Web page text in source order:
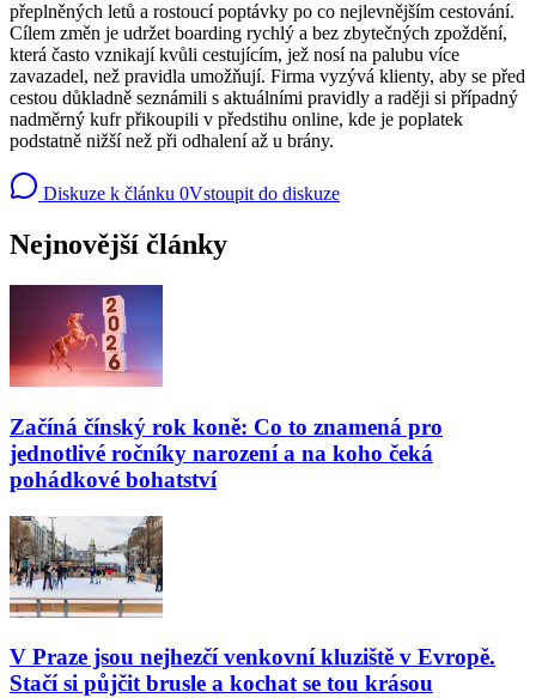
přeplněných letů a rostoucí poptávky po co nejlevnějším cestování.
Cílem změn je udržet boarding rychlý a bez zbytečných zpoždění,
která často vznikají kvůli cestujícím, jež nosí na palubu více
zavazadel, než pravidla umožňují. Firma vyzývá klienty, aby se před
cestou důkladně seznámili s aktuálními pravidly a raději si případný
nadměrný kufr přikoupili v předstihu online, kde je poplatek
podstatně nižší než při odhalení až u brány.
Diskuze k článku 0Vstoupit do diskuze
Nejnovější články
Začíná čínský rok koně: Co to znamená pro
jednotlivé ročníky narození a na koho čeká
pohádkové bohatství
V Praze jsou nejhezčí venkovní kluziště v Evropě.
Stačí si půjčit brusle a kochat se tou krásou